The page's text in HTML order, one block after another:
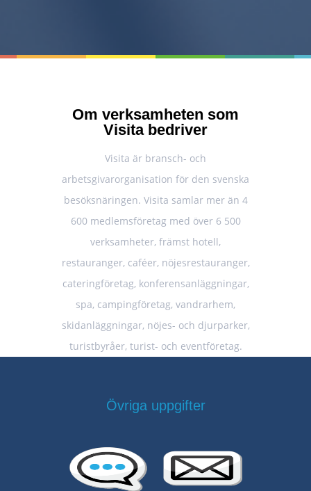
Om verksamheten som
Visita bedriver
Visita är bransch- och
arbetsgivarorganisation för den svenska
besöksnäringen. Visita samlar mer än 4
600 medlemsföretag med över 6 500
verksamheter, främst hotell,
restauranger, caféer, nöjesrestauranger,
cateringföretag, konferensanläggningar,
spa, campingföretag, vandrarhem,
skidanläggningar, nöjes- och djurparker,
turistbyråer, turist- och eventföretag.
Övriga uppgifter